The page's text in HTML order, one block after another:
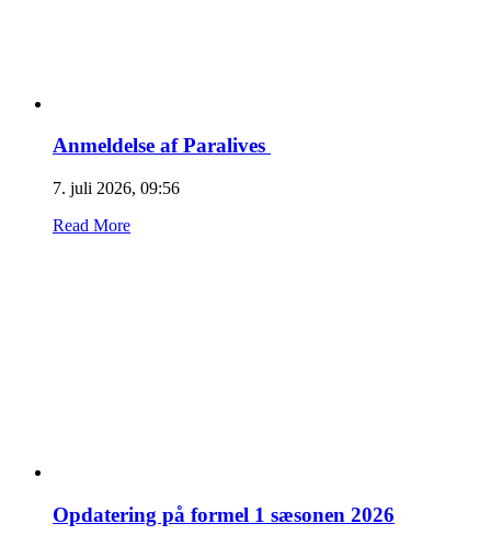
Anmeldelse af Paralives
7. juli 2026, 09:56
Read More
Opdatering på formel 1 sæsonen 2026